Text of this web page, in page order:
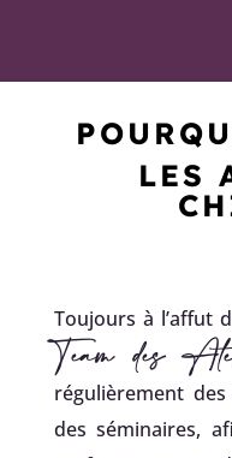
LES
Toujours à l’affut
Team des
régulièrement
des séminaires,